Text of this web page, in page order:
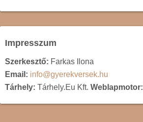
Impresszum
Szerkesztő: Farkas Ilona
Email: info@gyerekversek.hu
Tárhely: Tárhely.Eu Kft. Weblapmotor: